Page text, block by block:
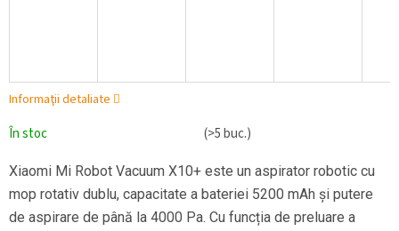
În stoc (>5 buc.)
Xiaomi Mi Robot Vacuum X10+ este un aspirator robotic cu
mop rotativ dublu, capacitate a bateriei 5200 mAh și putere
de aspirare de până la 4000 Pa. Cu funcția de preluare a
Informaţii detaliate